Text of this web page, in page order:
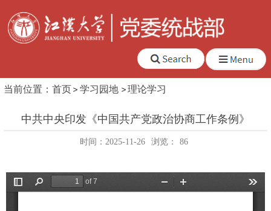
当前位置： 首页 学习园地 理论学习
中共中央印发《中国共产党政治协商工作条例》
时间：2025-11-26 浏览： 86